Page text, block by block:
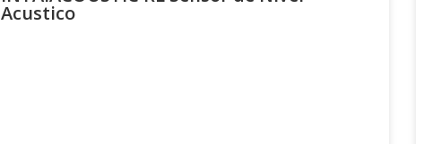
Acustico